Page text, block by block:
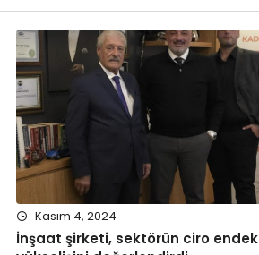
Kasım 4, 2024
İnşaat şirketi, sektörün ciro